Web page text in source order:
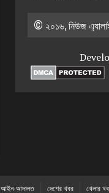
© ২০১৬, নিউজ
আইন-আদালত দেশের খবর খেলার